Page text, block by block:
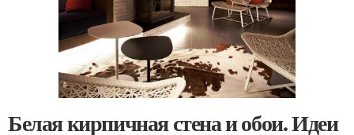
Белая кирпичная стена и обои. Идеи